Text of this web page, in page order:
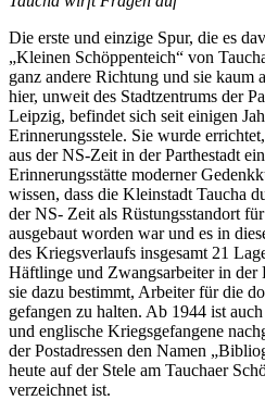
Die erste und einzige Spur, die es
„Kleinen Schöppenteich“ von
ganz andere Richtung und sie kaum
hier, unweit des Stadtzentrums der
Leipzig, befindet sich seit einigen
Erinnerungsstele. Sie wurde
aus der NS-Zeit in der Parthestadt
Erinnerungsstätte moderner
wissen, dass die Kleinstadt Taucha
der NS- Zeit als Rüstungsstandort
ausgebaut worden war und es in
des Kriegsverlaufs insgesamt 21
Häftlinge und Zwangsarbeiter in der
sie dazu bestimmt, Arbeiter für die
gefangen zu halten. Ab 1944 ist
und englische Kriegsgefangene
der Postadressen den Namen
heute auf der Stele am Tauchaer
verzeichnet ist.